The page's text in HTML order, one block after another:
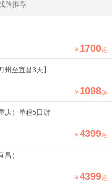
路推荐
￥ 1700起
州至宜昌3天】
￥ 1098起
庆）单程5日游
￥ 4399起
昌）
￥ 4399起